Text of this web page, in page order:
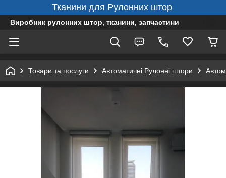
Тканини для Рулонних штор
Виробник рулонних штор, тканини, запчастини
Товари та послуги Автоматичні Рулонні штори